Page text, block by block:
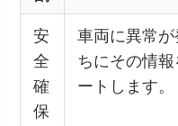
安
全
確
保
車両に異常
ちにその情
ートします。